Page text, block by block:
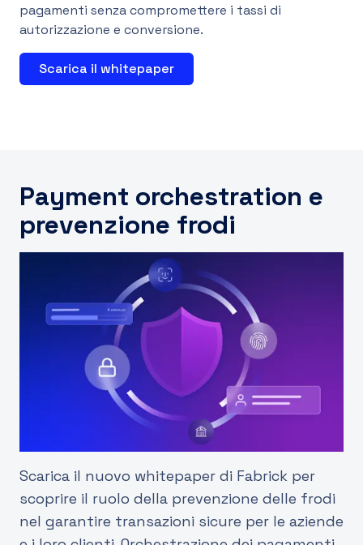
pagamenti senza compromettere i tassi di
autorizzazione e conversione.
Scarica il whitepaper
Payment orchestration e
prevenzione frodi
Scarica il nuovo whitepaper di Fabrick per
scoprire il ruolo della prevenzione delle frodi
nel garantire transazioni sicure per le aziende